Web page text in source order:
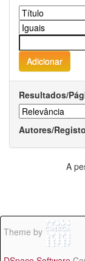
Resultados/
Autores/Registo
A
Theme by